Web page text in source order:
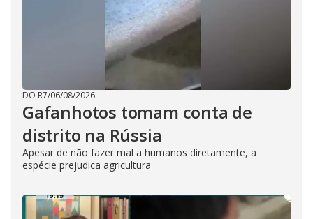
DO R7/06/08/2026
Gafanhotos tomam conta de
distrito na Rússia
Apesar de não fazer mal a humanos diretamente, a
espécie prejudica agricultura